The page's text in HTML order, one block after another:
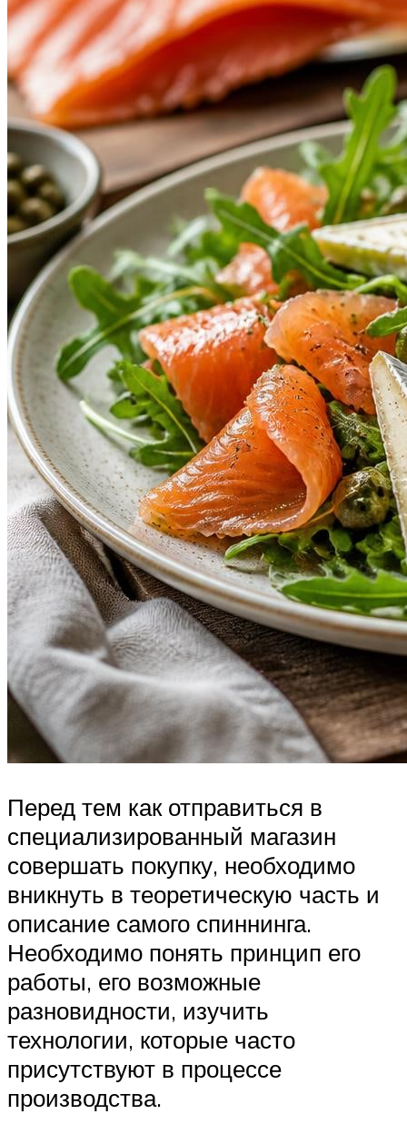
Перед тем как отправиться в
специализированный магазин
совершать покупку, необходимо
вникнуть в теоретическую часть и
описание самого спиннинга.
Необходимо понять принцип его
работы, его возможные
разновидности, изучить
технологии, которые часто
присутствуют в процессе
производства.